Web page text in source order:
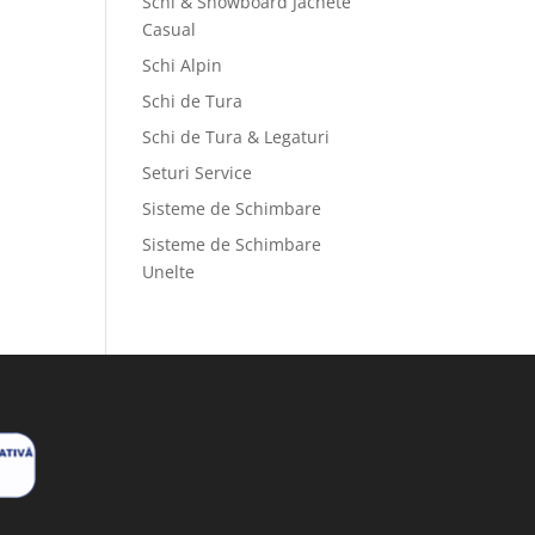
Casual
Schi Alpin
Schi de Tura
Schi de Tura & Legaturi
Seturi Service
Sisteme de Schimbare
Sisteme de Schimbare
Unelte